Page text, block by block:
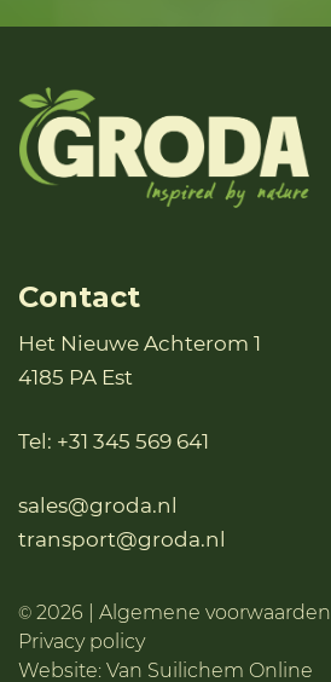
Contact
Het Nieuwe Achterom 1
4185 PA Est
Tel: +31 345 569 641
sales@groda.nl
transport@groda.nl
© 2026 | Algemene voorwaarden
Privacy policy
Website: Van Suilichem Online